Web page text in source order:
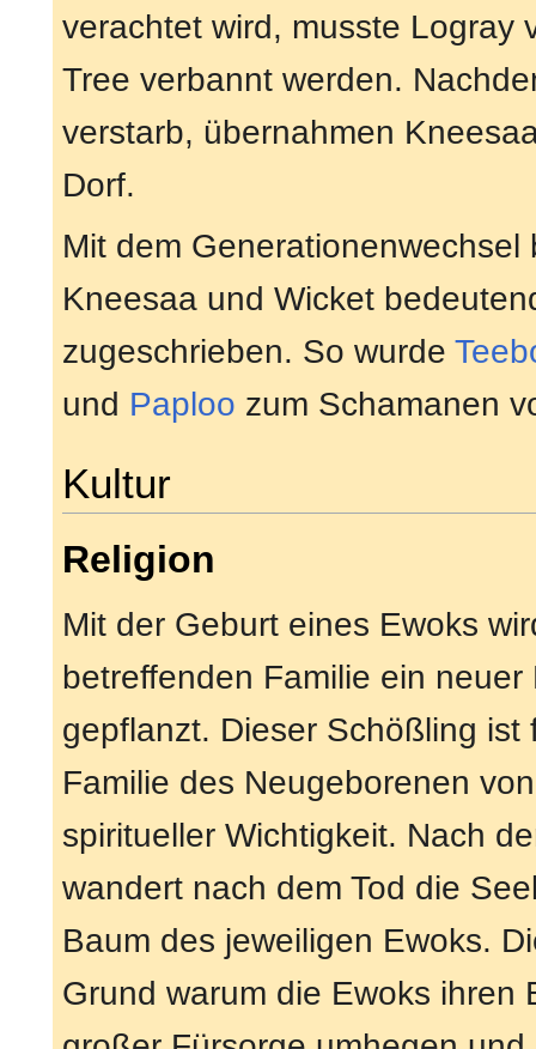
verachtet wird, musste Logray
Tree verbannt werden.
verstarb, übernahmen
Dorf.
Mit dem
Kneesaa und Wicket
zugeschrieben. So wurde
und Paploo zum Schamanen
Kultur
Religion
Mit der Geburt eines Ewoks
betreffenden Familie ein neuer
gepflanzt. Dieser Schößling ist
Familie des Neugeborenen
spiritueller Wichtigkeit. Nach
wandert nach dem Tod die
Baum des jeweiligen Ewoks.
Grund warum die Ewoks ihren